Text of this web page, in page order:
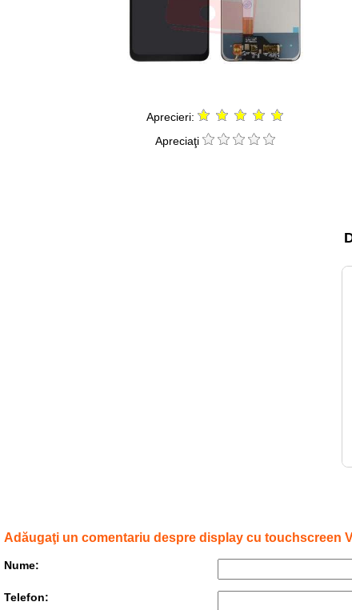
Aprecieri:
Apreciaţi
Adăugaţi un comentariu despre display cu touchscreen
Nume:
Telefon: